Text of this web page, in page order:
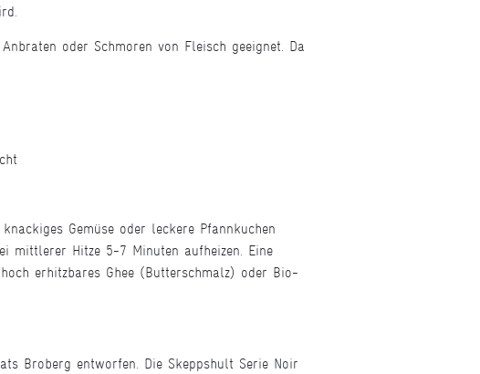
oder Schmoren von Fleisch geeignet. Da
Gemüse oder leckere Pfannkuchen
mittlerer Hitze 5-7 Minuten aufheizen. Eine
erhitzbares Ghee (Butterschmalz) oder Bio-
Broberg entworfen. Die Skeppshult Serie Noir